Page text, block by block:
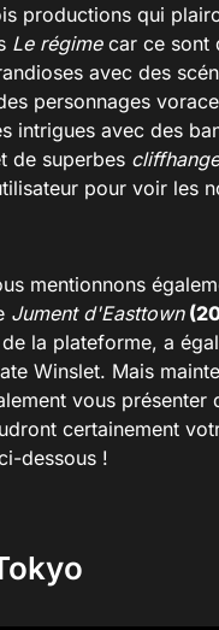
productions qui
Le régimecar ce sont
avec des
personnages
intrigues avec des
de superbes
pour voir les
mentionnons
Jument d'Easttown
la plateforme, a
Winslet. Mais
vous présenter
certainement
dessous !